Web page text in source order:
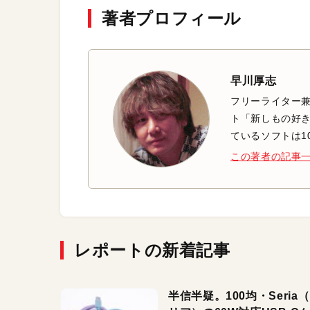
著者プロフィール
早川厚志
フリーライター
ト「新しもの好
ているソフトは
この著者の記事
レポートの新着記事
半信半疑。100均・Seria